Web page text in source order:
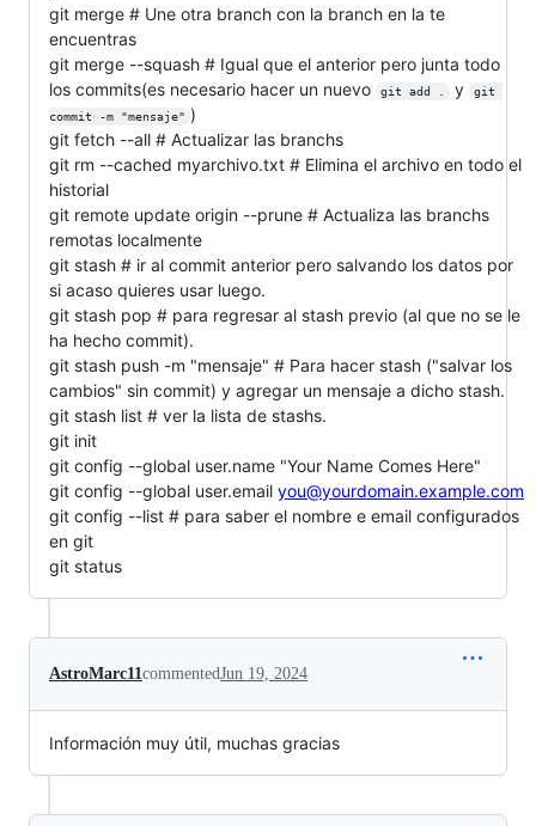
git merge # Une otra branch con la branch en la te
encuentras
git merge --squash # Igual que el anterior pero junta todo
los commits(es necesario hacer un nuevo
git add . y
git
commit -m "mensaje" )
git fetch --all # Actualizar las branchs
git rm --cached myarchivo.txt # Elimina el archivo en todo el
historial
git remote update origin --prune # Actualiza las branchs
remotas localmente
git stash # ir al commit anterior pero salvando los datos por
si acaso quieres usar luego.
git stash pop # para regresar al stash previo (al que no se le
ha hecho commit).
git stash push -m "mensaje" # Para hacer stash ("salvar los
cambios" sin commit) y agregar un mensaje a dicho stash.
git stash list # ver la lista de stashs.
git init
git config --global user.name "Your Name Comes Here"
git config --global user.email you@yourdomain.example.com
git config --list # para saber el nombre e email configurados
en git
git status
AstroMarc11 commentedJun 19, 2024
Información muy útil, muchas gracias